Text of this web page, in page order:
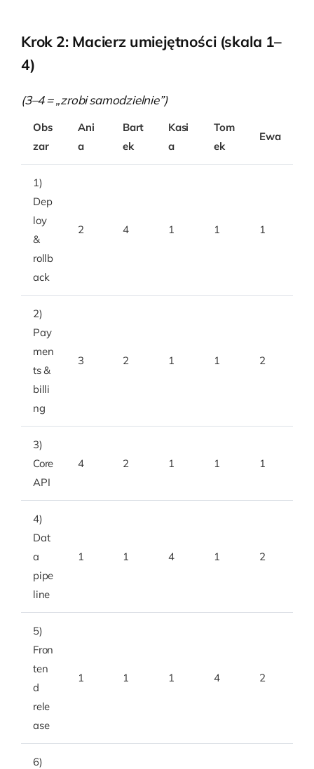
Krok 2: Macierz umiejętności (skala 1–
4)
(3–4 = „zrobi samodzielnie”)
Obs
zar
Ani
a
Bart
ek
Kasi
a
Tom
ek
Ewa
1)
Dep
loy
&
rollb
ack
2 4 1 1 1
2)
Pay
men
ts &
billi
ng
3 2 1 1 2
3)
Core
API
4 2 1 1 1
4)
Dat
a
pipe
line
1 1 4 1 2
5)
Fron
ten
d
rele
ase
1 1 1 4 2
6)